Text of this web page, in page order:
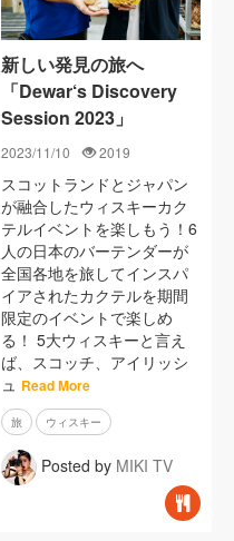
新しい発見の旅へ
「Dewar‘s Discovery
Session 2023」
2023/11/10 2019
スコットランドとジャパン
が融合したウィスキーカク
テルイベントを楽しもう！6
人の日本のバーテンダーが
全国各地を旅してインスパ
イアされたカクテルを期間
限定のイベントで楽しめ
る！ 5大ウィスキーと言え
ば、スコッチ、アイリッシ
ュ Read More
旅 ウィスキー
Posted by MIKI TV